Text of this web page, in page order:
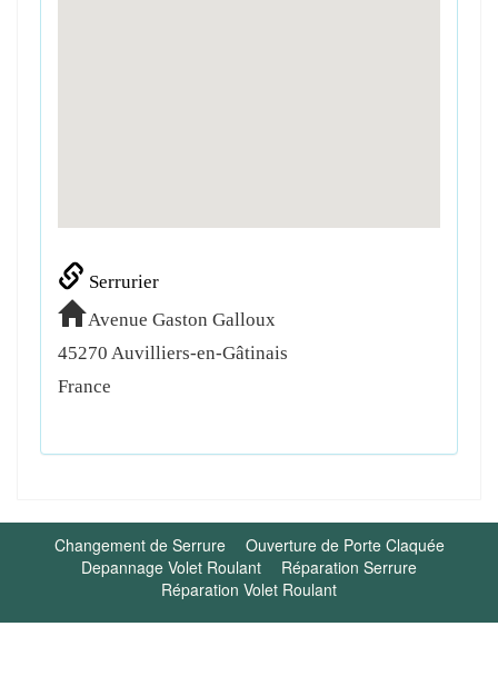
Serrurier
Avenue Gaston Galloux
45270 Auvilliers-en-Gâtinais
France
Changement de Serrure
Ouverture de Porte Claquée
Depannage Volet Roulant
Réparation Serrure
Réparation Volet Roulant